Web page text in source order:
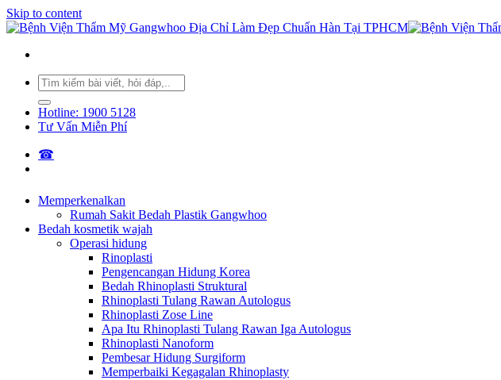
Skip to content
Hotline: 1900 5128
Tư Vấn Miễn Phí
☎︎
Memperkenalkan
Rumah Sakit Bedah Plastik Gangwhoo
Bedah kosmetik wajah
Operasi hidung
Rinoplasti
Pengencangan Hidung Korea
Bedah Rhinoplasti Struktural
Rhinoplasti Tulang Rawan Autologus
Rhinoplasti Zose Line
Apa Itu Rhinoplasti Tulang Rawan Iga Autologus
Rhinoplasti Nanoform
Pembesar Hidung Surgiform
Memperbaiki Kegagalan Rhinoplasty